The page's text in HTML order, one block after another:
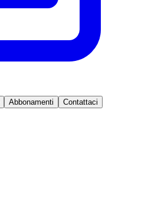
Abbonamenti Contattaci